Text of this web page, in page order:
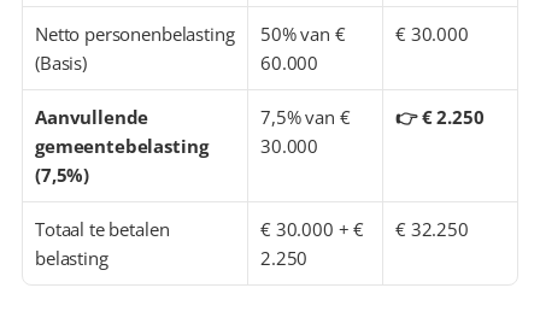
Netto personenbelasting
(Basis)
50% van €
60.000
€ 30.000
Aanvullende
gemeentebelasting
(7,5%)
7,5% van €
30.000
👉 € 2.250
Totaal te betalen
belasting
€ 30.000 + €
2.250
€ 32.250